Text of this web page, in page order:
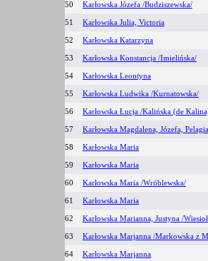
50 Karłowska Józefa /Budziszewska/
51 Karłowska Julia, Victoria
52 Karłowska Katarzyna
53 Karłowska Konstancja /Imielińska/
54 Karłowska Leontyna
55 Karłowska Ludwika /Kurnatowska/
56 Karłowska Łucja /Kalińska (de
57 Karłowska Magdalena, Józefa, Pelagia
58 Karłowska Maria
59 Karłowska Maria
60
Karłowska Maria /Wróblewska/
61 Karłowska Maria
62 Karłowska Marianna, Justyna /
63 Karłowska Marjanna /Markowska z
64 Karłowska Marjanna